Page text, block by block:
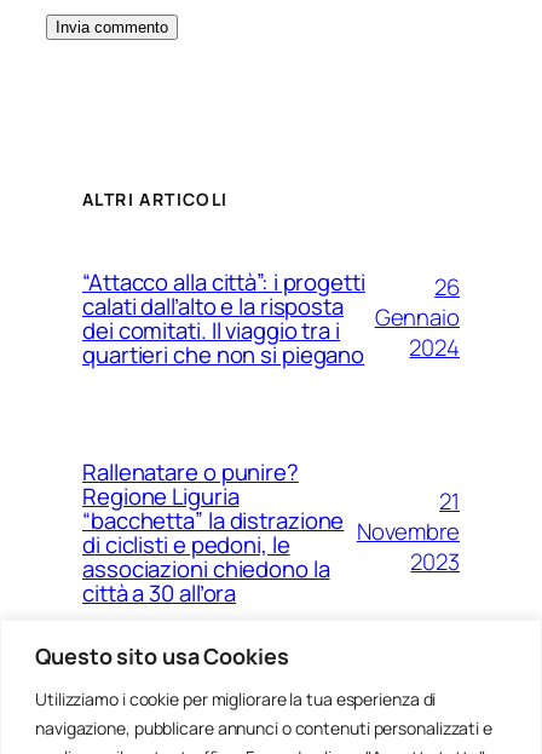
Questo sito usa Cookies
Utilizziamo i cookie per migliorare la tua esperienza di
navigazione, pubblicare annunci o contenuti personalizzati e
ALTRI ARTICOLI
“Attacco alla città”: i progetti
calati dall’alto e la risposta
dei comitati. Il viaggio tra i
quartieri che non si piegano
26
Gennaio
2024
Rallenatare o punire?
Regione Liguria
“bacchetta” la distrazione
di ciclisti e pedoni, le
associazioni chiedono la
città a 30 all’ora
21
Novembre
2023
Ponte Morandi e quell’anno
zero che non è mai arrivato a Agosto